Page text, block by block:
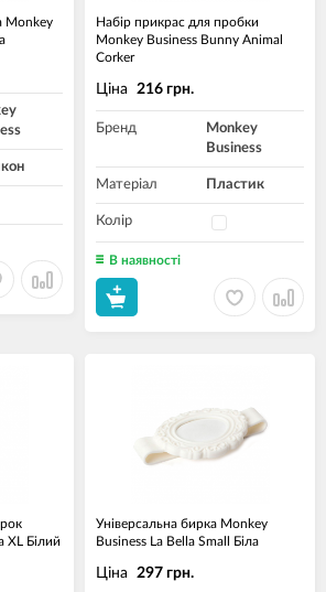
Monkey
Набір прикрас для пробки
Monkey Business Bunny Animal
Corker
Ціна 216 грн.
Бренд
Monkey
Business
Матеріал Пластик
Колір
В наявності
XL Білий
Універсальна бирка Monkey
Business La Bella Small Біла
Ціна 297 грн.